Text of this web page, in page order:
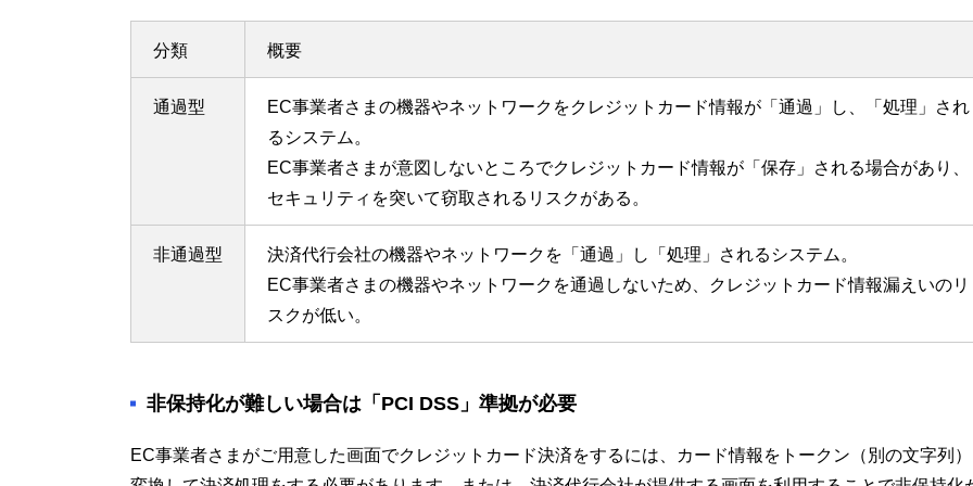
分類 概要
通過型
EC事業者さまの機器やネットワークをクレジットカード情報が「通過」し、「処理」され
るシステム。
EC事業者さまが意図しないところでクレジットカード情報が「保存」される場合があり、
セキュリティを突いて窃取されるリスクがある。
非通過型
決済代行会社の機器やネットワークを「通過」し「処理」されるシステム。
EC事業者さまの機器やネットワークを通過しないため、クレジットカード情報漏えいのリ
スクが低い。
非保持化が難しい場合は「PCI DSS」準拠が必要
EC事業者さまがご用意した画面でクレジットカード決済をするには、カード情報をトークン（別の文字列